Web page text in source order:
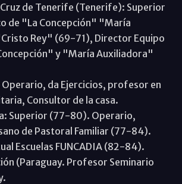
de Tenerife (Tenerife): Superior
de "La Concepción" "María
Rey" (69-71), Director Equipo
y "María Auxiliadora"
da Ejercicios, profesor en
Consultor de la casa.
Superior (77-80). Operario,
de Pastoral Familiar (77-84).
Escuelas FUNCADIA (82-84).
(Paraguay. Profesor Seminario